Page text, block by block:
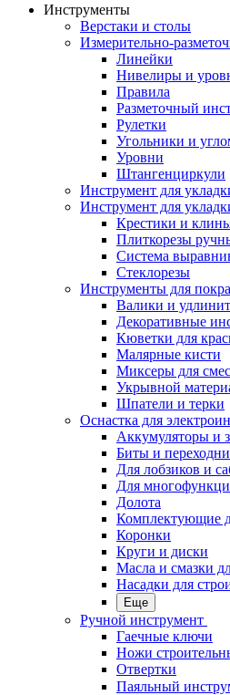
Инструменты
Верстаки и столы
Измерительно-
Линейки
Нивелиры и
Правила
Разметочный
Рулетки
Угольники и
Уровни
Штангенциркули
Инструмент для
Инструмент для
Крестики и
Плиткорезы
Система
Стеклорезы
Инструменты для
Валики и
Декоративные
Кюветки для
Малярные кисти
Миксеры для
Укрывной
Шпатели и терки
Оснастка для
Аккумуляторы и
Биты и
Для лобзиков и
Для
Долота
Комплектующие
Коронки
Круги и диски
Масла и смазки
Насадки для
Еще
Ручной инструмент
Гаечные ключи
Ножи
Отвертки
Паяльный